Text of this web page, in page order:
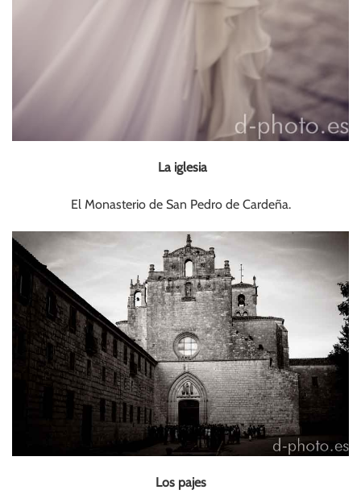
La iglesia
El Monasterio de San Pedro de Cardeña.
Los pajes